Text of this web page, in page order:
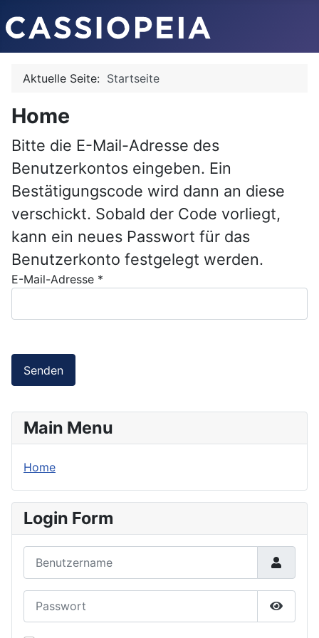
Aktuelle Seite: Startseite
Home
Bitte die E-Mail-Adresse des
Benutzerkontos eingeben. Ein
Bestätigungscode wird dann an diese
verschickt. Sobald der Code vorliegt,
kann ein neues Passwort für das
Benutzerkonto festgelegt werden.
E-Mail-Adresse *
Senden
Main Menu
Home
Login Form